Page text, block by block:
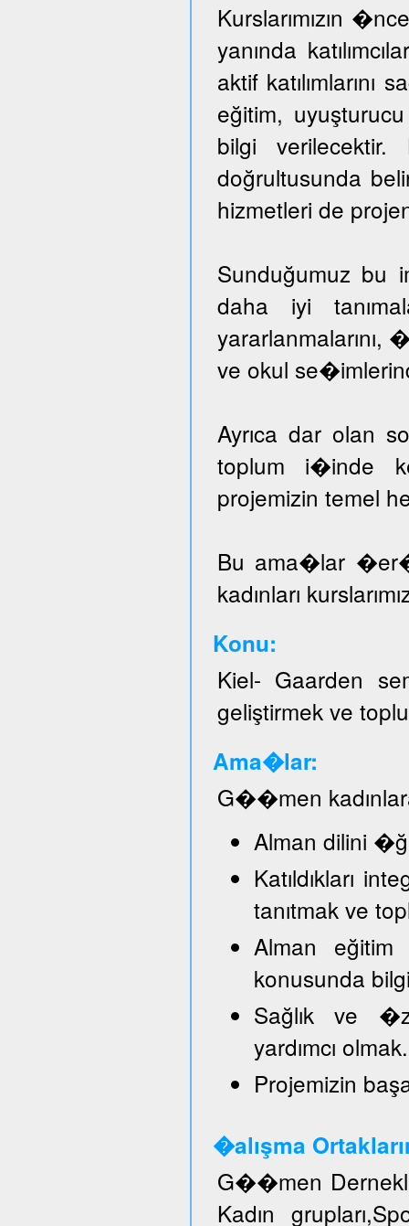
Kurslarımızın
yanında
aktif
eğitim,
bilgi verilecektir.
doğrultusunda
hizmetleri de
Sunduğumuz bu
daha iyi
yararlanmalarını,
ve okul
Ayrıca dar olan
toplum i�inde
projemizin temel
Bu ama�lar
kadınları
Konu:
Kiel- Gaarden
geliştirmek ve
Ama�lar:
G��men
Alman dilini
Katıldıkları
tanıtmak ve
Alman
konusunda
Sağlık ve
yardımcı olmak.
Projemizin
�alışma
G��men
Kadın